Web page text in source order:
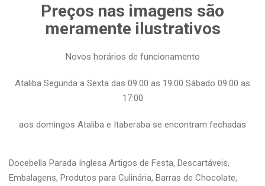
Preços nas imagens são
meramente ilustrativos
Novos horários de funcionamento
Ataliba Segunda a Sexta das 09:00 as 19:00 Sábado 09:00 as
17:00
aos domingos Ataliba e Itaberaba se encontram fechadas
Docebella Parada Inglesa Artigos de Festa, Descartáveis,
Embalagens, Produtos para Culinária, Barras de Chocolate,